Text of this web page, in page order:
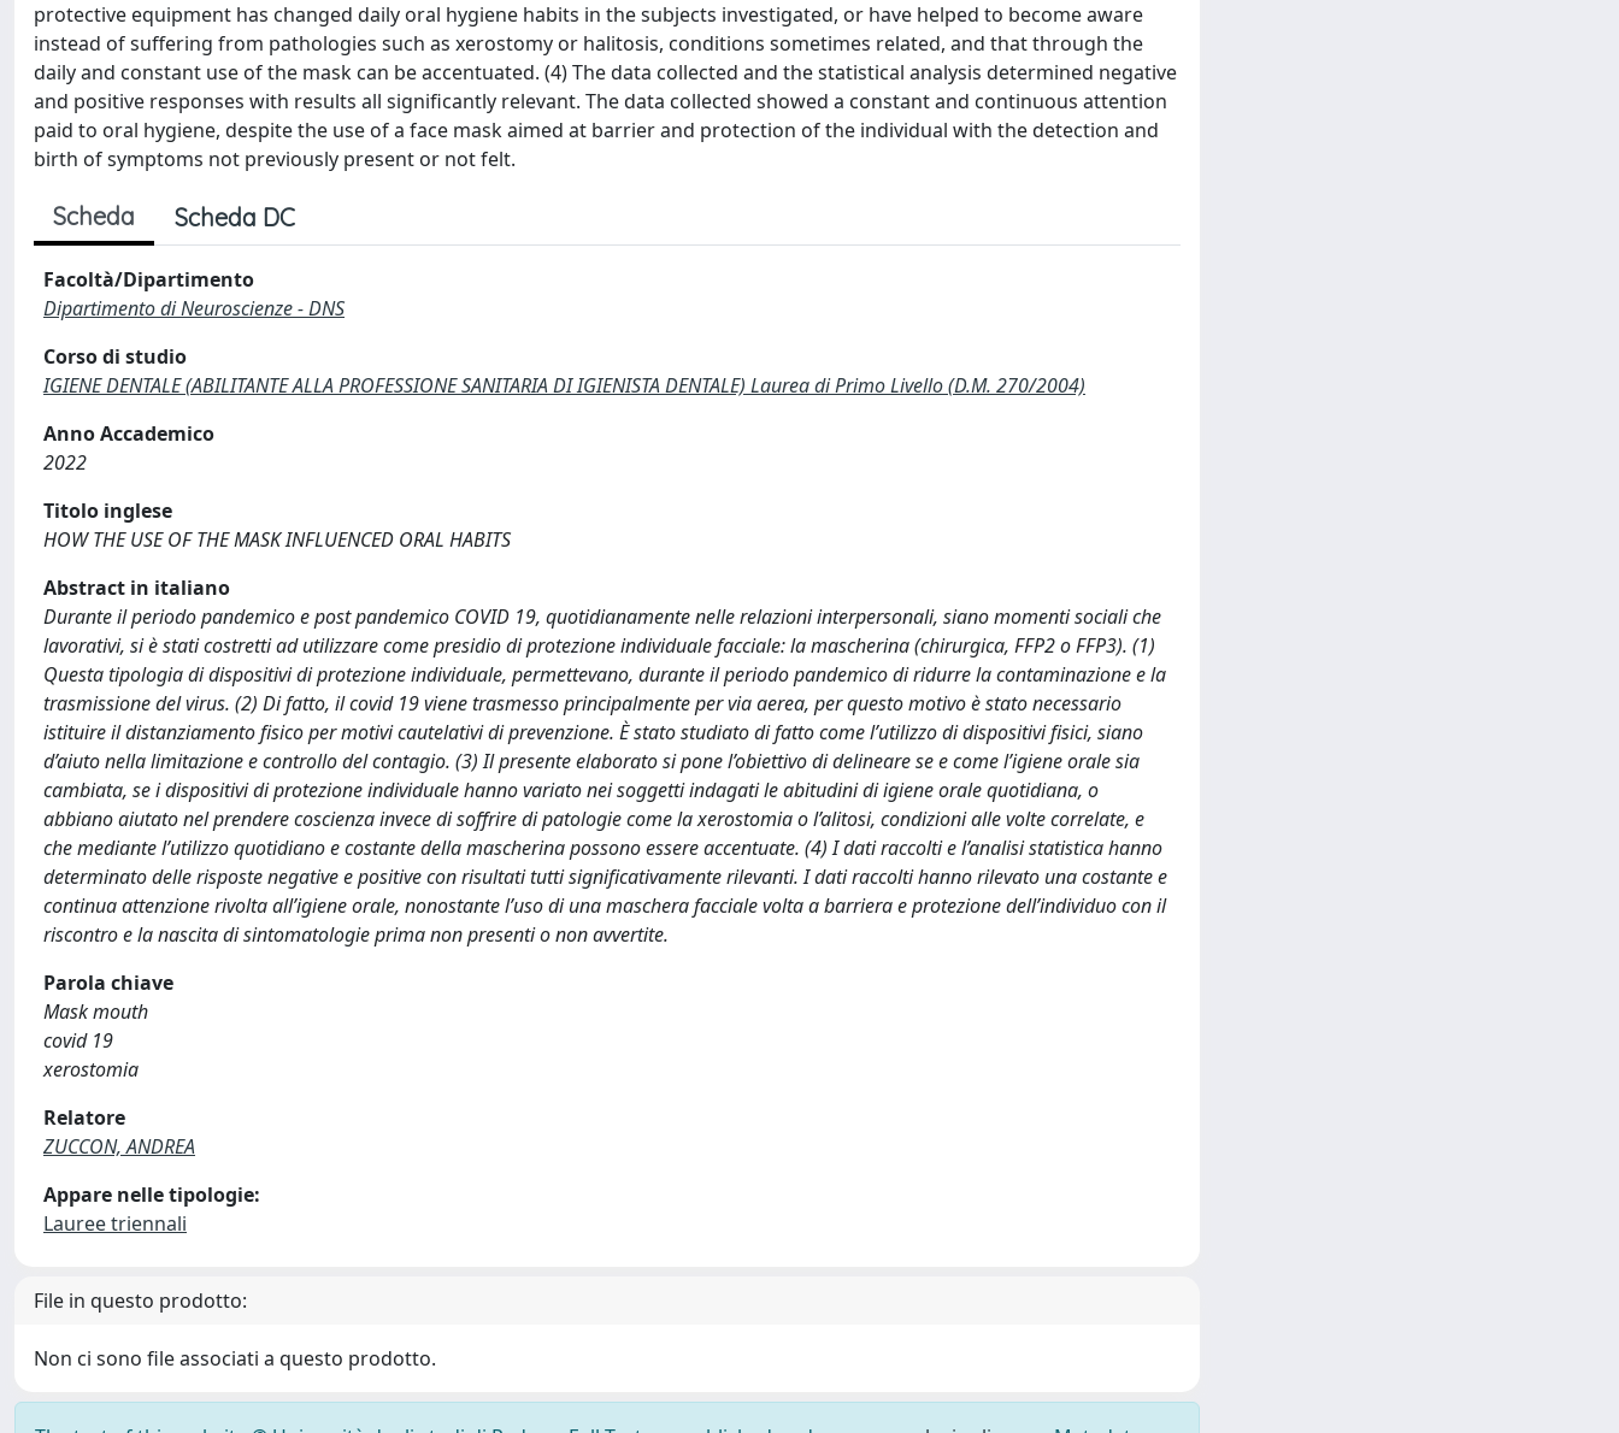
protective equipment has changed daily oral hygiene habits in the subjects investigated, or have helped to become aware
instead of suffering from pathologies such as xerostomy or halitosis, conditions sometimes related, and that through the
daily and constant use of the mask can be accentuated. (4) The data collected and the statistical analysis determined negative
and positive responses with results all significantly relevant. The data collected showed a constant and continuous attention
paid to oral hygiene, despite the use of a face mask aimed at barrier and protection of the individual with the detection and
birth of symptoms not previously present or not felt.
Scheda Scheda DC
Facoltà/Dipartimento
Dipartimento di Neuroscienze - DNS
Corso di studio
IGIENE DENTALE (ABILITANTE ALLA PROFESSIONE SANITARIA DI IGIENISTA DENTALE) Laurea di Primo Livello (D.M. 270/2004)
Anno Accademico
2022
Titolo inglese
HOW THE USE OF THE MASK INFLUENCED ORAL HABITS
Abstract in italiano
Durante il periodo pandemico e post pandemico COVID 19, quotidianamente nelle relazioni interpersonali, siano momenti sociali che
lavorativi, si è stati costretti ad utilizzare come presidio di protezione individuale facciale: la mascherina (chirurgica, FFP2 o FFP3). (1)
Questa tipologia di dispositivi di protezione individuale, permettevano, durante il periodo pandemico di ridurre la contaminazione e la
trasmissione del virus. (2) Di fatto, il covid 19 viene trasmesso principalmente per via aerea, per questo motivo è stato necessario
istituire il distanziamento fisico per motivi cautelativi di prevenzione. È stato studiato di fatto come l’utilizzo di dispositivi fisici, siano
d’aiuto nella limitazione e controllo del contagio. (3) Il presente elaborato si pone l’obiettivo di delineare se e come l’igiene orale sia
cambiata, se i dispositivi di protezione individuale hanno variato nei soggetti indagati le abitudini di igiene orale quotidiana, o
abbiano aiutato nel prendere coscienza invece di soffrire di patologie come la xerostomia o l’alitosi, condizioni alle volte correlate, e
che mediante l’utilizzo quotidiano e costante della mascherina possono essere accentuate. (4) I dati raccolti e l’analisi statistica hanno
determinato delle risposte negative e positive con risultati tutti significativamente rilevanti. I dati raccolti hanno rilevato una costante e
continua attenzione rivolta all’igiene orale, nonostante l’uso di una maschera facciale volta a barriera e protezione dell’individuo con il
riscontro e la nascita di sintomatologie prima non presenti o non avvertite.
Parola chiave
Mask mouth
covid 19
xerostomia
Relatore
ZUCCON, ANDREA
Appare nelle tipologie:
Lauree triennali
File in questo prodotto:
Non ci sono file associati a questo prodotto.